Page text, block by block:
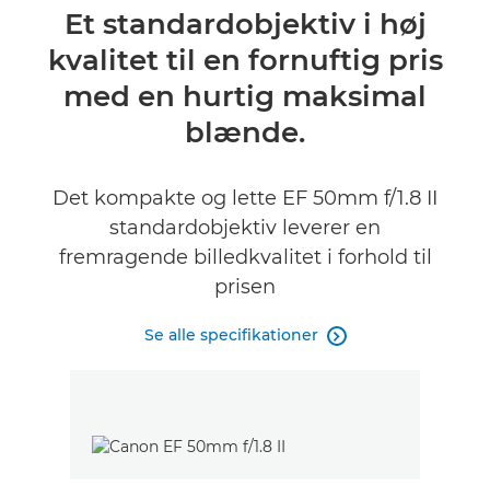
Oversigt
Specifikationer
No Sellers Found
Et standardobjektiv i høj
kvalitet til en fornuftig pris
med en hurtig maksimal
blænde.
Det kompakte og lette EF 50mm f/1.8 II
standardobjektiv leverer en
fremragende billedkvalitet i forhold til
prisen
Se alle specifikationer 